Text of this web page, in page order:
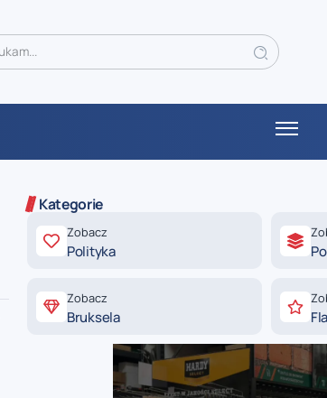
Kategorie
Zobacz
Polityka
Zobacz
Bruksela